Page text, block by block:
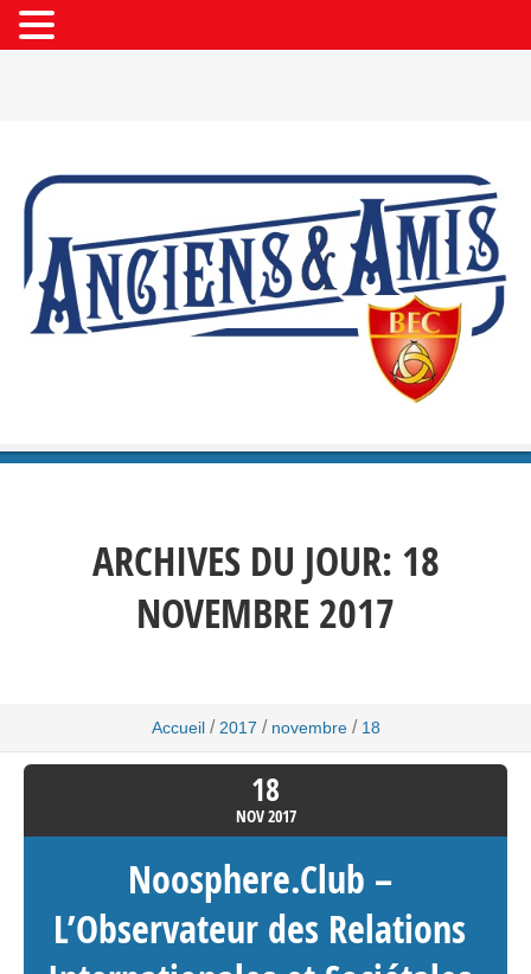
ARCHIVES DU JOUR: 18
NOVEMBRE 2017
Accueil / 2017 / novembre / 18
18
NOV2017
Noosphere.Club –
L’Observateur des Relations